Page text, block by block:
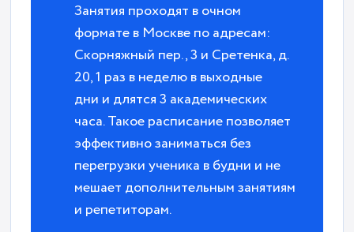
Занятия проходят в очном
формате в Москве по адресам:
Скорняжный пер., 3 и Сретенка, д.
20, 1 раз в неделю в выходные
дни и длятся 3 академических
часа. Такое расписание позволяет
эффективно заниматься без
перегрузки ученика в будни и не
мешает дополнительным занятиям
и репетиторам.